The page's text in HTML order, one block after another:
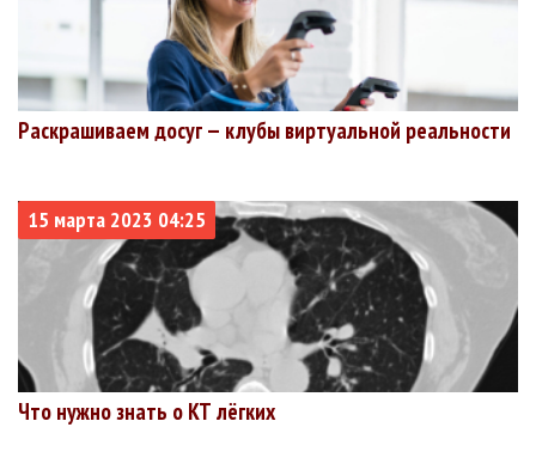
Раскрашиваем досуг — клубы виртуальной реальности
15 марта 2023 04:25
Что нужно знать о КТ лёгких